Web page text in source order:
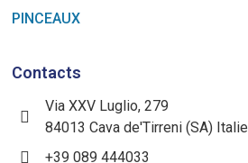
PINCEAUX
Contacts
Via XXV Luglio, 279
84013 Cava de'Tirreni (SA) Italie
+39 089 444033